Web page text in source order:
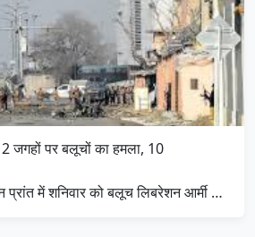
जगहों पर बलूचों का हमला, 10
प्रांत में शनिवार को बलूच लिबरेशन आर्मी …